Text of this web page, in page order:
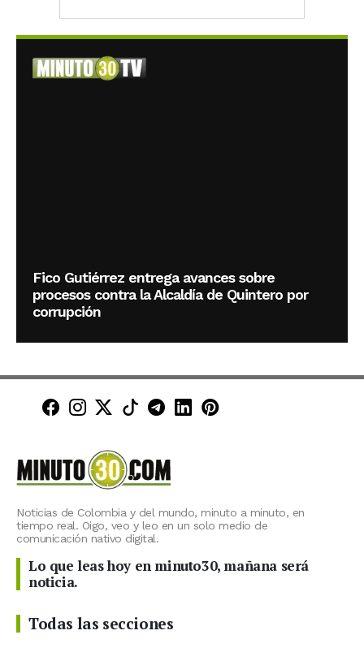
Fico Gutiérrez entrega avances sobre
procesos contra la Alcaldía de Quintero por
corrupción
Minuto30 en Facebook
Minuto30 en Instagram
Minuto30 en X (Twitter)
Minuto30 en TikTok
Canal de Minuto30 en
Minuto30 en LinkedIn
Minuto30 en
Noticias de Colombia y del mundo, minuto a minuto, en
tiempo real. Oigo, veo y leo en un solo medio de
comunicación nativo digital.
Lo que leas hoy en minuto30, mañana será
noticia.
Todas las secciones